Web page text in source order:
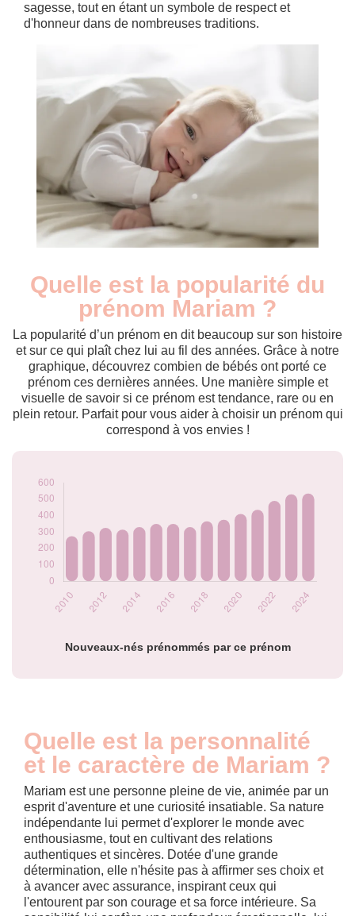
sagesse, tout en étant un symbole de respect et
d'honneur dans de nombreuses traditions.
Quelle est la popularité du
prénom Mariam ?
La popularité d’un prénom en dit beaucoup sur son histoire
et sur ce qui plaît chez lui au fil des années. Grâce à notre
graphique, découvrez combien de bébés ont porté ce
prénom ces dernières années. Une manière simple et
visuelle de savoir si ce prénom est tendance, rare ou en
plein retour. Parfait pour vous aider à choisir un prénom qui
correspond à vos envies !
Nouveaux-nés prénommés par ce prénom
Popularité du
Année
Nouveaux-
nés
2010
275
2011
305
2012
325
2013
315
2014
330
2015
350
2019
2022
490
2023
535
Quelle est la personnalité
et le caractère de Mariam ?
Mariam est une personne pleine de vie, animée par un
esprit d'aventure et une curiosité insatiable. Sa nature
indépendante lui permet d'explorer le monde avec
enthousiasme, tout en cultivant des relations
authentiques et sincères. Dotée d'une grande
détermination, elle n'hésite pas à affirmer ses choix et
à avancer avec assurance, inspirant ceux qui
l'entourent par son courage et sa force intérieure. Sa